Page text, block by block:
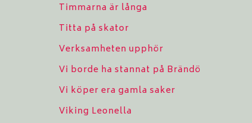
Timmarna är långa
Titta på skator
Verksamheten upphör
Vi borde ha stannat på Brändö
Vi köper era gamla saker
Viking Leonella